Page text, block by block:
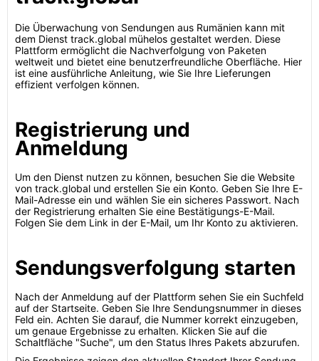
Die Überwachung von Sendungen aus Rumänien kann mit
dem Dienst track.global mühelos gestaltet werden. Diese
Plattform ermöglicht die Nachverfolgung von Paketen
weltweit und bietet eine benutzerfreundliche Oberfläche. Hier
ist eine ausführliche Anleitung, wie Sie Ihre Lieferungen
effizient verfolgen können.
Registrierung und
Anmeldung
Um den Dienst nutzen zu können, besuchen Sie die Website
von track.global und erstellen Sie ein Konto. Geben Sie Ihre E-
Mail-Adresse ein und wählen Sie ein sicheres Passwort. Nach
der Registrierung erhalten Sie eine Bestätigungs-E-Mail.
Folgen Sie dem Link in der E-Mail, um Ihr Konto zu aktivieren.
Sendungsverfolgung starten
Nach der Anmeldung auf der Plattform sehen Sie ein Suchfeld
auf der Startseite. Geben Sie Ihre Sendungsnummer in dieses
Feld ein. Achten Sie darauf, die Nummer korrekt einzugeben,
um genaue Ergebnisse zu erhalten. Klicken Sie auf die
Schaltfläche "Suche", um den Status Ihres Pakets abzurufen.